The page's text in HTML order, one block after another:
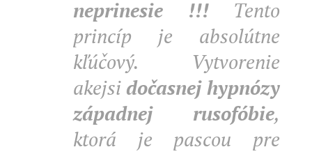
neprinesie !!! Tento
princíp je absolútne
kľúčový. Vytvorenie
akejsi dočasnej hypnózy
západnej rusofóbie,
ktorá je pascou pre